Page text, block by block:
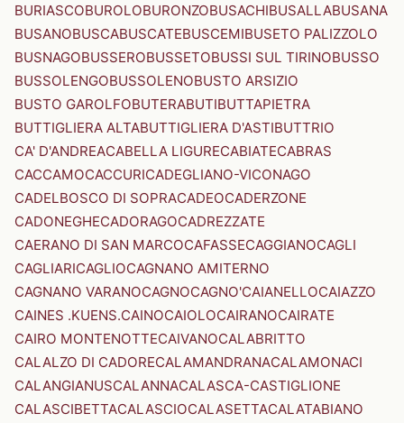
BURIASCOBUROLOBURONZOBUSACHIBUSALLABUSANA
BUSANOBUSCABUSCATEBUSCEMIBUSETO PALIZZOLO
BUSNAGOBUSSEROBUSSETOBUSSI SUL TIRINOBUSSO
BUSSOLENGOBUSSOLENOBUSTO ARSIZIO
BUSTO GAROLFOBUTERABUTIBUTTAPIETRA
BUTTIGLIERA ALTABUTTIGLIERA D'ASTIBUTTRIO
CA' D'ANDREACABELLA LIGURECABIATECABRAS
CACCAMOCACCURICADEGLIANO-VICONAGO
CADELBOSCO DI SOPRACADEOCADERZONE
CADONEGHECADORAGOCADREZZATE
CAERANO DI SAN MARCOCAFASSECAGGIANOCAGLI
CAGLIARICAGLIOCAGNANO AMITERNO
CAGNANO VARANOCAGNOCAGNO'CAIANELLOCAIAZZO
CAINES .KUENS.CAINOCAIOLOCAIRANOCAIRATE
CAIRO MONTENOTTECAIVANOCALABRITTO
CALALZO DI CADORECALAMANDRANACALAMONACI
CALANGIANUSCALANNACALASCA-CASTIGLIONE
CALASCIBETTACALASCIOCALASETTACALATABIANO